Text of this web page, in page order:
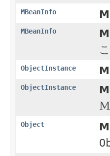
MBeanInfo
MBeanInfo
ObjectInstance
ObjectInstance
Object